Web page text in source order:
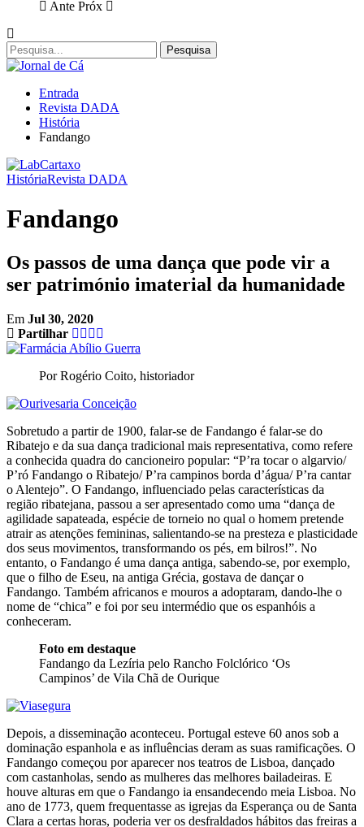
Ante Próx
Entrada
Revista DADA
História
Fandango
HistóriaRevista DADA
Fandango
Os passos de uma dança que pode vir a
ser património imaterial da humanidade
Em Jul 30, 2020
Partilhar
Por Rogério Coito, historiador
Sobretudo a partir de 1900, falar-se de Fandango é falar-se do
Ribatejo e da sua dança tradicional mais representativa, como refere
a conhecida quadra do cancioneiro popular: “P’ra tocar o algarvio/
P’ró Fandango o Ribatejo/ P’ra campinos borda d’água/ P’ra cantar
o Alentejo”. O Fandango, influenciado pelas características da
região ribatejana, passou a ser apresentado como uma “dança de
agilidade sapateada, espécie de torneio no qual o homem pretende
atrair as atenções femininas, salientando-se na presteza e plasticidade
dos seus movimentos, transformando os pés, em bilros!”. No
entanto, o Fandango é uma dança antiga, sabendo-se, por exemplo,
que o filho de Eseu, na antiga Grécia, gostava de dançar o
Fandango. Também africanos e mouros a adoptaram, dando-lhe o
nome de “chica” e foi por seu intermédio que os espanhóis a
conheceram.
Foto em destaque
Fandango da Lezíria pelo Rancho Folclórico ‘Os
Campinos’ de Vila Chã de Ourique
Depois, a disseminação aconteceu. Portugal esteve 60 anos sob a
dominação espanhola e as influências deram as suas ramificações. O
Fandango começou por aparecer nos teatros de Lisboa, dançado
com castanholas, sendo as mulheres das melhores bailadeiras. E
houve alturas em que o Fandango ia ensandecendo meia Lisboa. No
ano de 1773, quem frequentasse as igrejas da Esperança ou de Santa
Clara a certas horas, poderia ver os desfraldados hábitos das freiras a